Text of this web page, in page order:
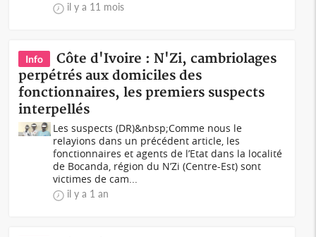
il y a 11 mois
Info
Côte d'Ivoire : N'Zi, cambriolages
perpétrés aux domiciles des
fonctionnaires, les premiers suspects
interpellés
Les suspects (DR)&nbsp;Comme nous le
relayions dans un précédent article, les
fonctionnaires et agents de l’Etat dans la localité
de Bocanda, région du N’Zi (Centre-Est) sont
victimes de cam...
il y a 1 an